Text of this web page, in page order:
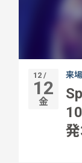
12 /
12
金
来場